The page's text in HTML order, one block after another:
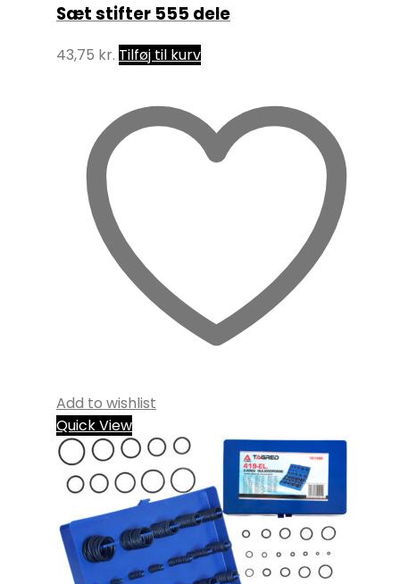
Sæt stifter 555 dele
43,75 kr. Tilføj til kurv
Add to wishlist
Quick View